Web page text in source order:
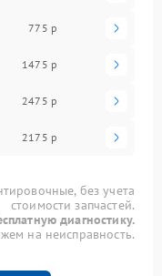
775 р
1475 р
2475 р
2175 р
без учета
стоимости запчастей.
диагностику.
на неисправность.